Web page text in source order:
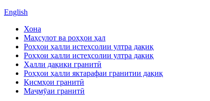
English
Хона
Маҳсулот ва роҳҳои ҳал
Роҳҳои ҳалли истеҳсолии ултра дақиқ
Роҳҳои ҳалли истеҳсолии ултра дақиқ
Ҳалли дақиқи гранитӣ
Роҳҳои ҳалли яктарафаи гранитии дақиқ
Қисмҳои гранитӣ
Маҷмӯаи гранитӣ